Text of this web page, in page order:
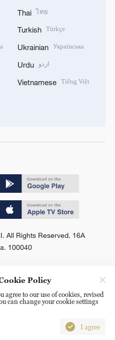
Thai ไทย
Turkish Türkçe
Ukrainian Українська
Urdu اردو
Vietnamese Tiếng Việt
All Rights Reserved. 16A
100040
Policy
to our use of cookies, revised
can change your cookie settings
I agree